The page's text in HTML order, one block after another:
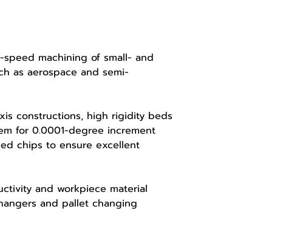
speed machining of small- and
as aerospace and semi-
constructions, high rigidity beds
for 0.0001-degree increment
chips to ensure excellent
and workpiece material
and pallet changing